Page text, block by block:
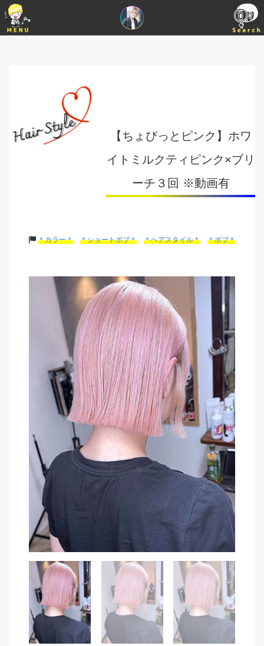
【ちょびっとピンク】ホワ
イトミルクティピンク×ブリ
ーチ３回 ※動画有
＊カラー＊ ＊ショートボブ＊ ＊ヘアスタイル＊ ＊ボブ＊